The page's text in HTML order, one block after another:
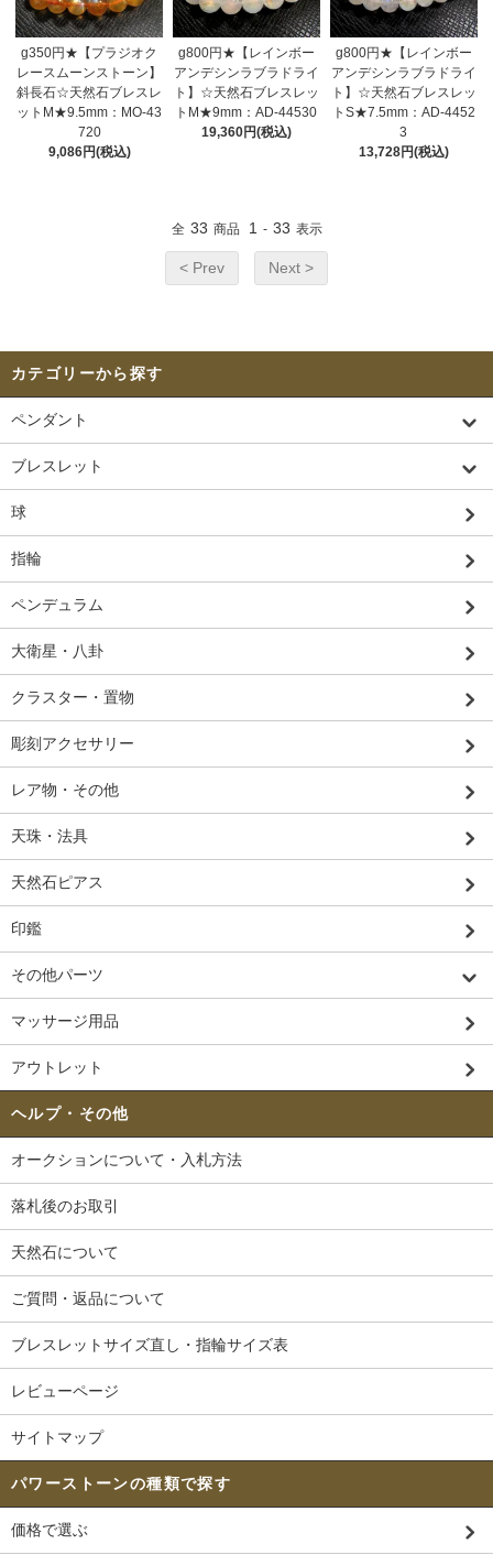
g350円★【プラジオク
レースムーンストーン】
斜長石☆天然石ブレスレ
ットM★9.5mm：MO-43
720
9,086円(税込)
g800円★【レインボー
アンデシンラブラドライ
ト】☆天然石ブレスレッ
トM★9mm：AD-44530
19,360円(税込)
g800円★【レインボー
アンデシンラブラドライ
ト】☆天然石ブレスレッ
トS★7.5mm：AD-4452
3
13,728円(税込)
全 33 商品 1 - 33 表示
< Prev Next >
カテゴリーから探す
ペンダント
ブレスレット
球
指輪
ペンデュラム
大衛星・八卦
クラスター・置物
彫刻アクセサリー
レア物・その他
天珠・法具
天然石ピアス
印鑑
その他パーツ
マッサージ用品
アウトレット
ヘルプ・その他
オークションについて・入札方法
落札後のお取引
天然石について
ご質問・返品について
ブレスレットサイズ直し・指輪サイズ表
レビューページ
サイトマップ
パワーストーンの種類で探す
価格で選ぶ